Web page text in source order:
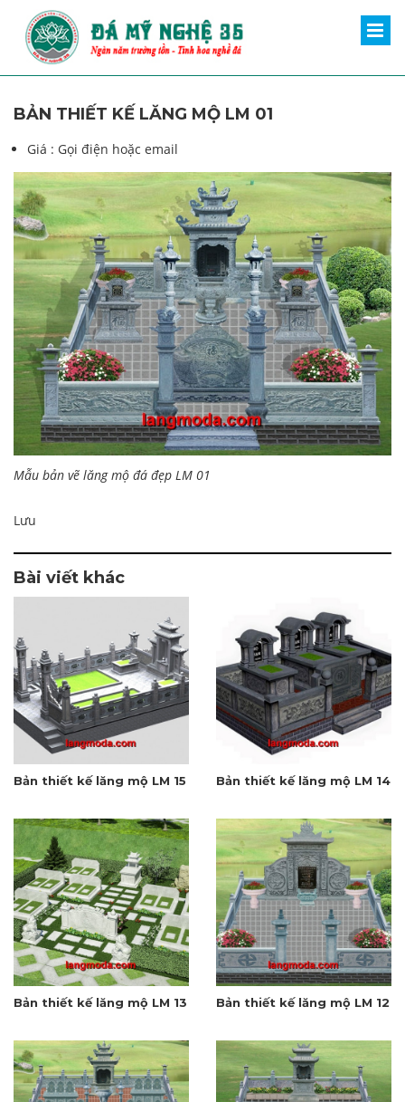
BẢN THIẾT KẾ LĂNG MỘ LM 01
Giá : Gọi điện hoặc email
Mẫu bản vẽ lăng mộ đá đẹp LM 01
Lưu
Bài viết khác
Bản thiết kế lăng mộ LM 15 Bản thiết kế lăng mộ LM 14
Bản thiết kế lăng mộ LM 13 Bản thiết kế lăng mộ LM 12